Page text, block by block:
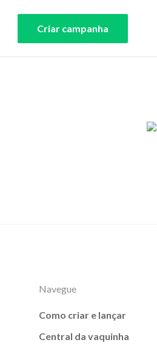
Criar campanha
Navegue
Como criar e lançar
Central da vaquinha